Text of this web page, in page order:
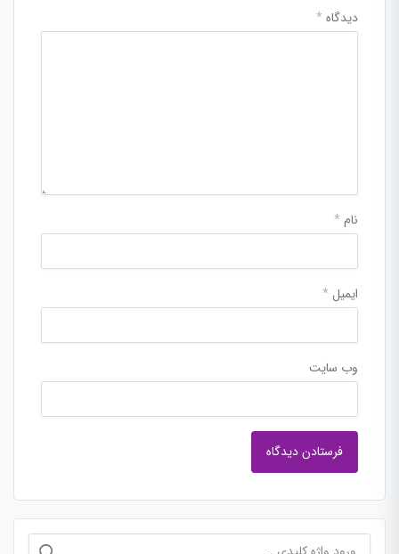
دیدگاه *
نام *
ایمیل *
وب‌ سایت